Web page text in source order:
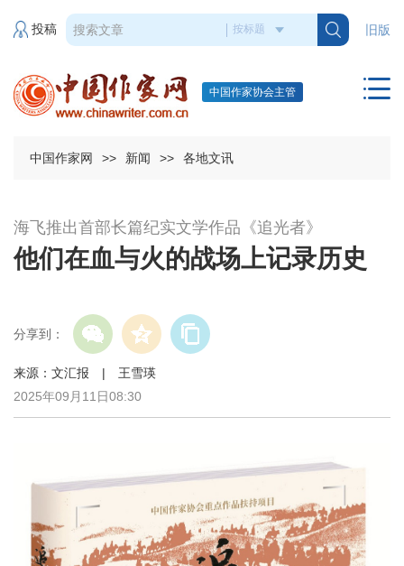
旧版
投稿
中国作家协会主管
中国作家网 >> 新闻 >> 各地文讯
海飞推出首部长篇纪实文学作品《追光者》
他们在血与火的战场上记录历史
分享到：
来源：文汇报 | 王雪瑛
2025年09月11日08:30